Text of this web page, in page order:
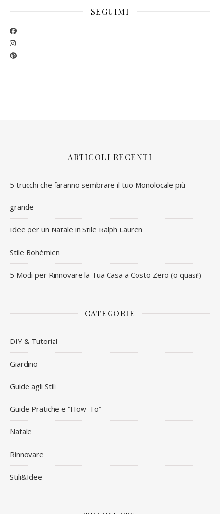
SEGUIMI
ARTICOLI RECENTI
5 trucchi che faranno sembrare il tuo Monolocale più
grande
Idee per un Natale in Stile Ralph Lauren
Stile Bohémien
5 Modi per Rinnovare la Tua Casa a Costo Zero (o quasi!)
CATEGORIE
DIY & Tutorial
Giardino
Guide agli Stili
Guide Pratiche e “How-To”
Natale
Rinnovare
Stili&Idee